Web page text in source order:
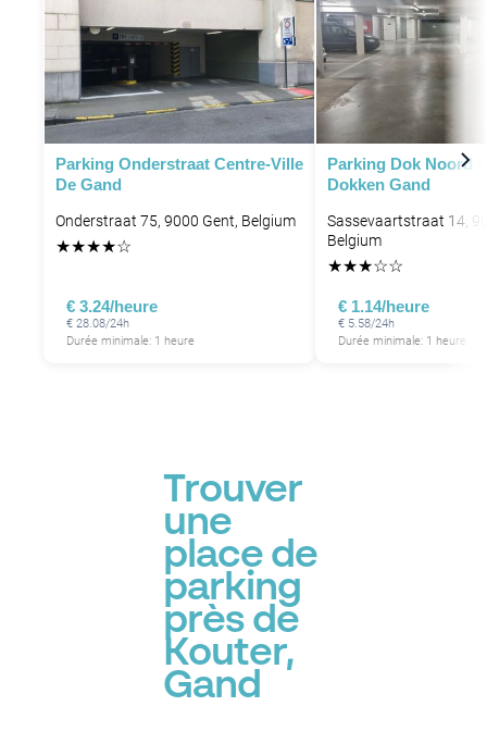
Parking Onderstraat Centre-Ville
De Gand
Onderstraat 75, 9000 Gent, Belgium
★★★★☆
€ 3.24/heure
€ 28.08/24h
Durée minimale: 1 heure
Parking Dok Noord -
Dokken Gand
Sassevaartstraat 14,
Belgium
★★★☆☆
€ 1.14/heure
€ 5.58/24h
Durée minimale: 1 heure
Trouver
une
place de
parking
près de
Kouter,
Gand